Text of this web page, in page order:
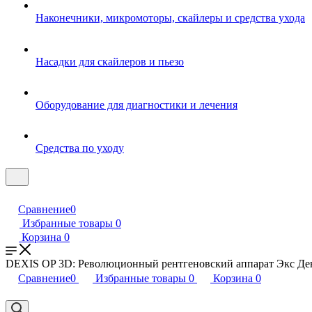
Наконечники, микромоторы, скайлеры и средства ухода
Насадки для скайлеров и пьезо
Оборудование для диагностики и лечения
Средства по уходу
Сравнение0
Избранные товары 0
Корзина 0
DEXIS OP 3D: Революционный рентгеновский аппарат Экс
Сравнение0 Избранные товары 0 Корзина 0